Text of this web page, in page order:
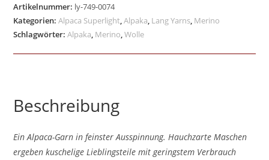
Artikelnummer: ly-749-0074
Kategorien:Alpaca Superlight ,Alpaka Lang Yarns Merino
Schlagwörter:Alpaka Merino ,Wolle
Beschreibung
Ein Alpaca-Garn in feinster Ausspinnung. Hauchzarte Maschen
ergeben kuschelige Lieblingsteile mit geringstem Verbrauch